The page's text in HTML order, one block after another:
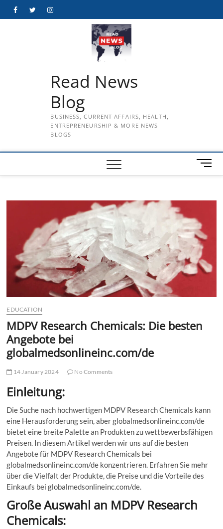
FacebookTwitterInstagram
Read News
Blog
BUSINESS, CURRENT AFFAIRS, HEALTH,
ENTREPRENEURSHIP & MORE NEWS
BLOGS
M
e
t
t
o
n
EDUCATION
MDPV Research Chemicals: Die besten
Angebote bei
globalmedsonlineinc.com/de
14 January 2024 No Comments
Einleitung:
Die Suche nach hochwertigen MDPV Research Chemicals kann
eine Herausforderung sein, aber globalmedsonlineinc.com/de
bietet eine breite Palette an Produkten zu wettbewerbsfähigen
Preisen. In diesem Artikel werden wir uns auf die besten
Angebote für MDPV Research Chemicals bei
globalmedsonlineinc.com/de konzentrieren. Erfahren Sie mehr
über die Vielfalt der Produkte, die Preise und die Vorteile des
Einkaufs bei globalmedsonlineinc.com/de.
Große Auswahl an MDPV Research
Chemicals: